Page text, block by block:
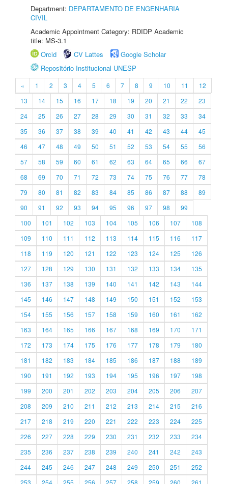
Department: DEPARTAMENTO DE ENGENHARIA
CIVIL
Academic Appointment Category: RDIDP Academic
title: MS-3.1
Orcid
CV Lattes
Google Scholar
Repositório Institucional UNESP
« 1 2 3 4 5 6 7 8 9 10 11
12
13
14 15 16 17 18 19 20 21 22
23
24
25 26 27 28 29 30 31 32 33
34
35
36 37 38 39 40 41 42 43 44
45
46
47 48 49 50 51 52 53 54 55
56
57
58 59 60 61 62 63 64 65 66
67
68
69 70 71 72 73 74 75 76 77
78
79
80 81 82 83 84 85 86 87 88
89
90
91 92 93 94 95 96 97 98
99
100
101 102 103 104 105 106 107
108
109
110 111 112 113 114 115 116
117
118
119 120 121 122 123 124 125
126
127
128 129 130 131 132 133 134
135
136
137 138 139 140 141 142 143
144
145
146 147 148 149 150 151 152
153
154
155 156 157 158 159 160 161
162
163
164 165 166 167 168 169 170
171
172
173 174 175 176 177 178 179
180
181
182 183 184 185 186 187 188
189
190
191 192 193 194 195 196 197
198
199
200 201 202 203 204 205 206
207
208
209 210 211 212 213 214 215
216
217
218 219 220 221 222 223 224
225
226
227 228 229 230 231 232 233
234
235
236 237 238 239 240 241 242
243
244
245 246 247 248 249 250 251
252
253
254 255 256 257 258 259 260 261